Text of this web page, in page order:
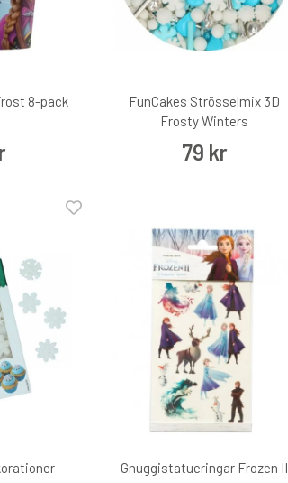
8-pack
FunCakes Strösselmix 3D
Frosty Winters
79 kr
Gnuggistatueringar Frozen II